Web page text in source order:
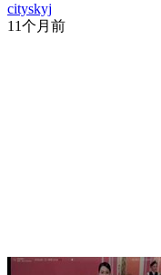
cityskyj
11个月前